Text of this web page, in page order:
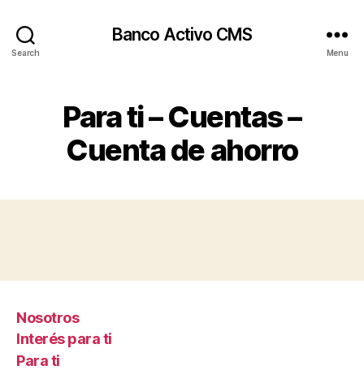
Search
Banco Activo CMS
Menu
Para ti – Cuentas –
Cuenta de ahorro
Nosotros
Interés para ti
Para ti